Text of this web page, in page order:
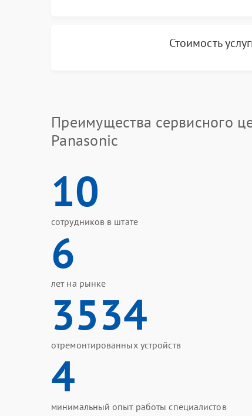
Стоимость
Преимущества сервисного
Panasonic
10
сотрудников в штате
6
лет на рынке
3534
отремонтированных устройств
4
минимальный опыт работы специалистов